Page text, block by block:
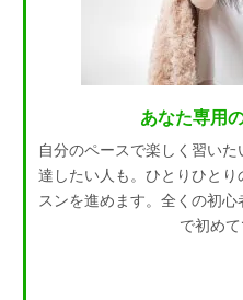
あなた専用
自分のペースで楽しく習い
達したい人も。ひとりひと
スンを進めます。全くの初
で初め